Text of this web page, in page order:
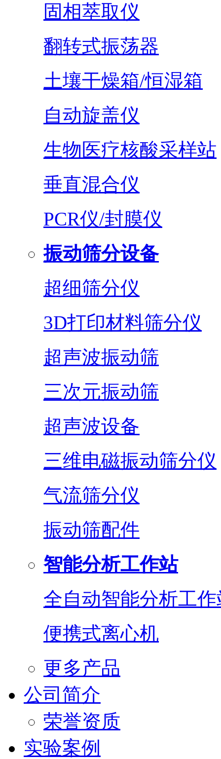
固相萃取仪
翻转式振荡器
土壤干燥箱/恒湿箱
自动旋盖仪
生物医疗核酸采样站
垂直混合仪
PCR仪/封膜仪
振动筛分设备
超细筛分仪
3D打印材料筛分仪
超声波振动筛
三次元振动筛
超声波设备
三维电磁振动筛分仪
气流筛分仪
振动筛配件
智能分析工作站
全自动智能分析工作
便携式离心机
更多产品
公司简介
荣誉资质
实验案例